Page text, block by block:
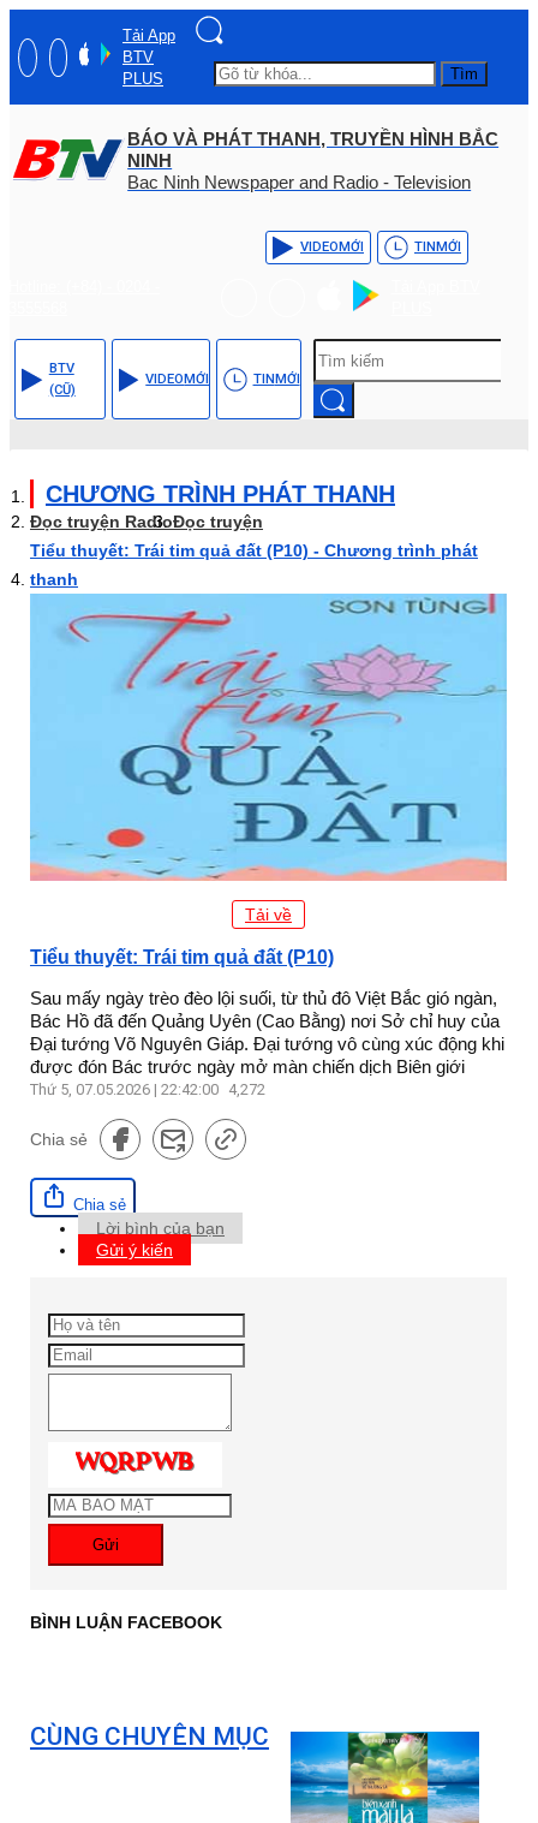
Tải App
BTV
PLUS
Tìm
BÁO VÀ PHÁT THANH, TRUYỀN HÌNH BẮC
NINH
Bac Ninh Newspaper and Radio - Television
VIDEOMỚI TINMỚI
BTV
(CŨ)
VIDEOMỚI TINMỚI
CHƯƠNG TRÌNH PHÁT THANH
Đọc truyện RadioĐọc truyện
Tiểu thuyết: Trái tim quả đất (P10) - Chương trình phát
thanh
Tải về
Tiểu thuyết: Trái tim quả đất (P10)
Sau mấy ngày trèo đèo lội suối, từ thủ đô Việt Bắc gió ngàn,
Bác Hồ đã đến Quảng Uyên (Cao Bằng) nơi Sở chỉ huy của
Đại tướng Võ Nguyên Giáp. Đại tướng vô cùng xúc động khi
được đón Bác trước ngày mở màn chiến dịch Biên giới
Thứ 5, 07.05.2026 | 22:42:00 4,272
Chia sẻ
Chia sẻ
Lời bình của bạn
Gửi ý kiến
Gửi
BÌNH LUẬN FACEBOOK
CÙNG CHUYÊN MỤC